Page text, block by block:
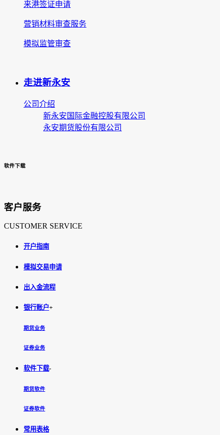
来港签证申请
营销材料审查服务
模拟监管审查
走进新永安
公司介绍
新永安国际金融控股有限公司
永安期货股份有限公司
软件下载
客户服务
CUSTOMER SERVICE
开户指南
模拟交易申请
出入金流程
银行账户+
期货业务
证券业务
软件下载-
期货软件
证券软件
常用表格